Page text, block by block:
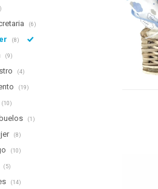
(6)
(8)
(9)
(4)
(19)
(10)
(1)
(8)
(10)
(5)
(14)